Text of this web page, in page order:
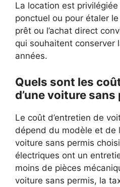
La location est
ponctuel ou pour étaler
prêt ou l’achat direct
qui souhaitent conserver
années.
Quels sont les
d’une voiture sans
Le coût d’entretien de
dépend du modèle et de
voiture sans permis
électriques ont un
moins de pièces
voiture sans permis, la